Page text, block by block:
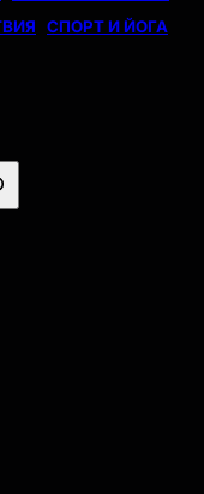
СПОРТ И ЙОГА